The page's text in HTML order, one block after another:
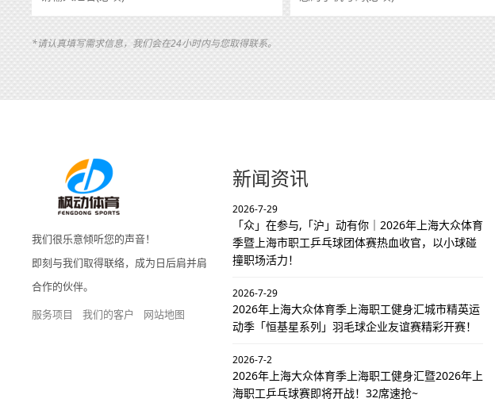
*请认真填写需求信息，我们会在24小时内与您取得联系。
我们很乐意倾听您的声音！
即刻与我们取得联络，成为日后肩并肩
合作的伙伴。
服务项目
我们的客户 网站地图
新闻资讯
2026-7-29
「众」在参与,「沪」动有你｜2026年上海大众体育
季暨上海市职工乒乓球团体赛热血收官，以小球碰
撞职场活力！
2026-7-29
2026年上海大众体育季上海职工健身汇城市精英运
动季「恒基星系列」羽毛球企业友谊赛精彩开赛！
2026-7-2
2026年上海大众体育季上海职工健身汇暨2026年上
海职工乒乓球赛即将开战！32席速抢~